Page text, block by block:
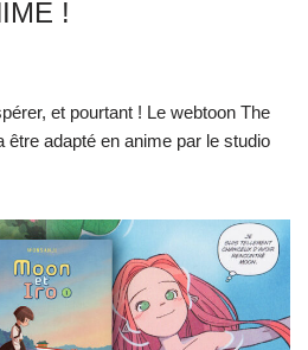
!
et pourtant ! Le webtoon The
être adapté en anime par le studio